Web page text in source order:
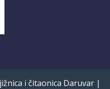
i čitaonica Daruvar |